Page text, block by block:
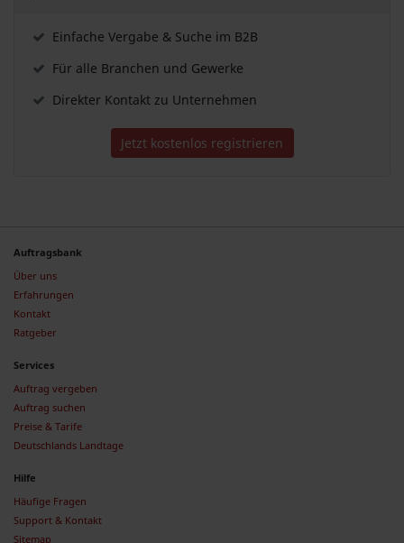
Einfache Vergabe & Suche im B2B
Für alle Branchen und Gewerke
Direkter Kontakt zu Unternehmen
Jetzt kostenlos registrieren
Auftragsbank
Über uns
Erfahrungen
Kontakt
Ratgeber
Services
Auftrag vergeben
Auftrag suchen
Preise & Tarife
Deutschlands Landtage
Hilfe
Häufige Fragen
Support & Kontakt
Sitemap